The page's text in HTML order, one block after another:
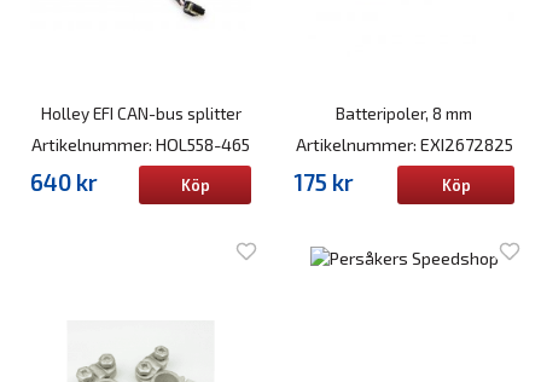
Holley EFI CAN-bus splitter
Artikelnummer: HOL558-465
640 kr Köp
Batteripoler, 8 mm
Artikelnummer: EXI2672825
175 kr Köp